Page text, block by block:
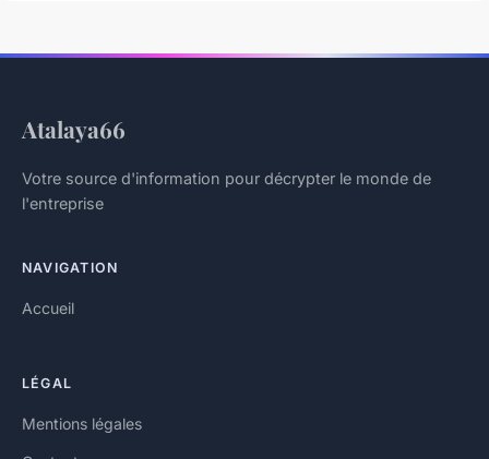
Atalaya66
Votre source d'information pour décrypter le monde de
l'entreprise
NAVIGATION
Accueil
LÉGAL
Mentions légales